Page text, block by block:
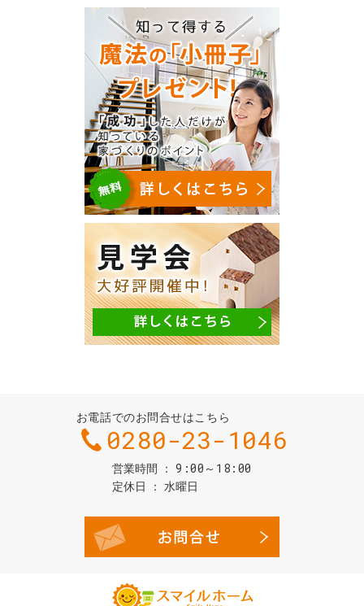
お電話でのお問合せはこちら
0280-23-1046
営業時間 9:00～18:00
定休日 水曜日